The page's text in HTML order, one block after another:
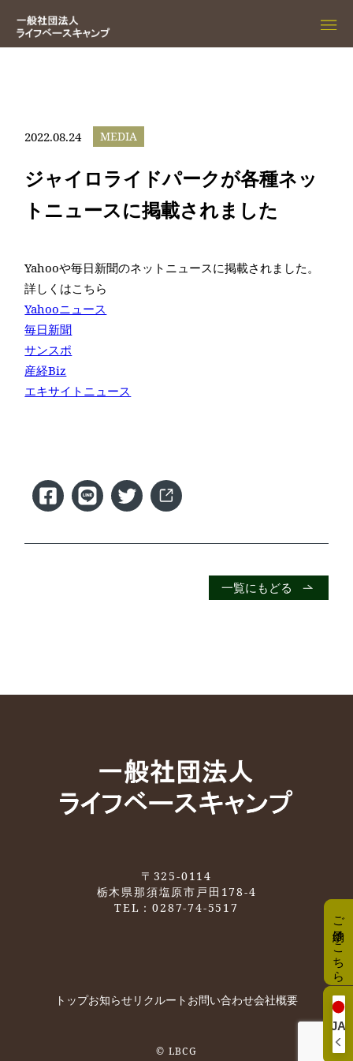
JA
ご予約はこちら
JA
ご予約はこちら
2022.08.24 MEDIA
ジャイロライドパークが各種ネッ
トニュースに掲載されました
Yahooや毎日新聞のネットニュースに掲載されました。
詳しくはこちら
Yahooニュース
毎日新聞
サンスポ
産経Biz
エキサイトニュース
一覧にもどる
〒325-0114
栃木県那須塩原市戸田178-4
TEL：0287-74-5517
トップお知らせリクルート お問い合わせ会社概要
© LBCG